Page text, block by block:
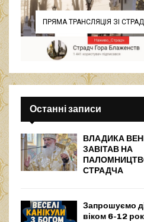
ПРЯМА ТРАНСЛЯЦІЯ ЗІ
Останні записи
ВЛАДИКА
ЗАВІТАВ НА
СТРАДЧА
Запрошуємо
віком 6-12